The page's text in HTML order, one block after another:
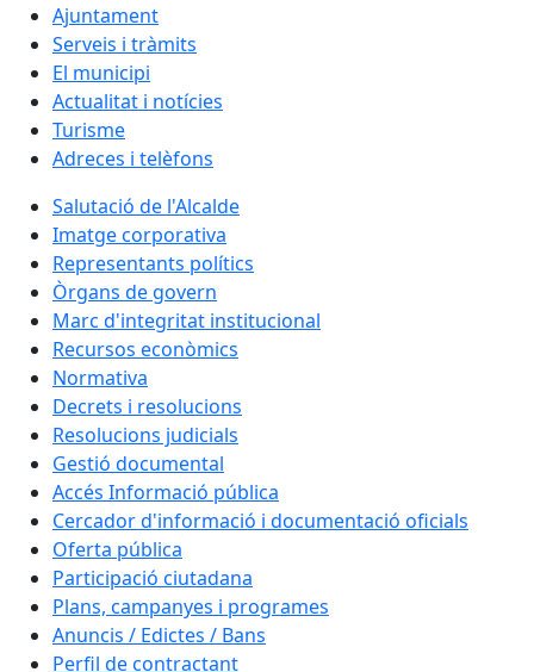
Ajuntament
Serveis i tràmits
El municipi
Actualitat i notícies
Turisme
Adreces i telèfons
Salutació de l'Alcalde
Imatge corporativa
Representants polítics
Òrgans de govern
Marc d'integritat institucional
Recursos econòmics
Normativa
Decrets i resolucions
Resolucions judicials
Gestió documental
Accés Informació pública
Cercador d'informació i documentació oficials
Oferta pública
Participació ciutadana
Plans, campanyes i programes
Anuncis / Edictes / Bans
Perfil de contractant